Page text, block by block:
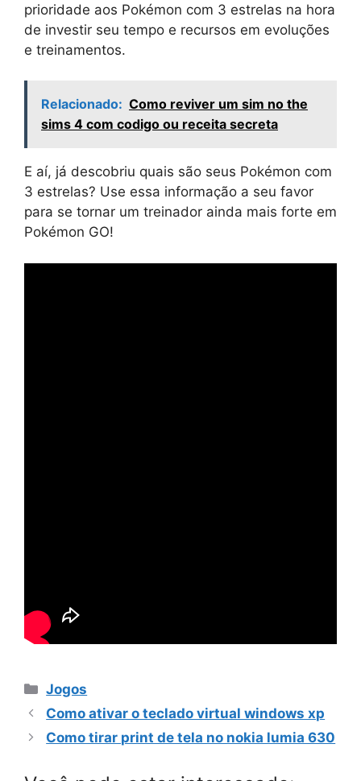
prioridade aos Pokémon com 3 estrelas na hora
de investir seu tempo e recursos em evoluções
e treinamentos.
Relacionado: Como reviver um sim no the
sims 4 com codigo ou receita secreta
E aí, já descobriu quais são seus Pokémon com
3 estrelas? Use essa informação a seu favor
para se tornar um treinador ainda mais forte em
Pokémon GO!
Categorias
Jogos
Como ativar o teclado virtual windows xp
Como tirar print de tela no nokia lumia 630